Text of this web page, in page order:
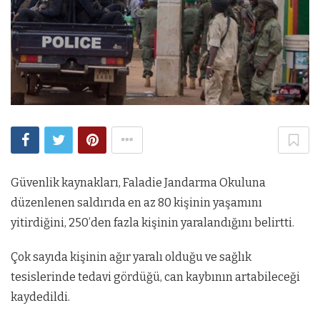
Güvenlik kaynakları, Faladie Jandarma Okuluna
düzenlenen saldırıda en az 80 kişinin yaşamını
yitirdiğini, 250’den fazla kişinin yaralandığını belirtti.
Çok sayıda kişinin ağır yaralı olduğu ve sağlık
tesislerinde tedavi gördüğü, can kaybının artabileceği
kaydedildi.